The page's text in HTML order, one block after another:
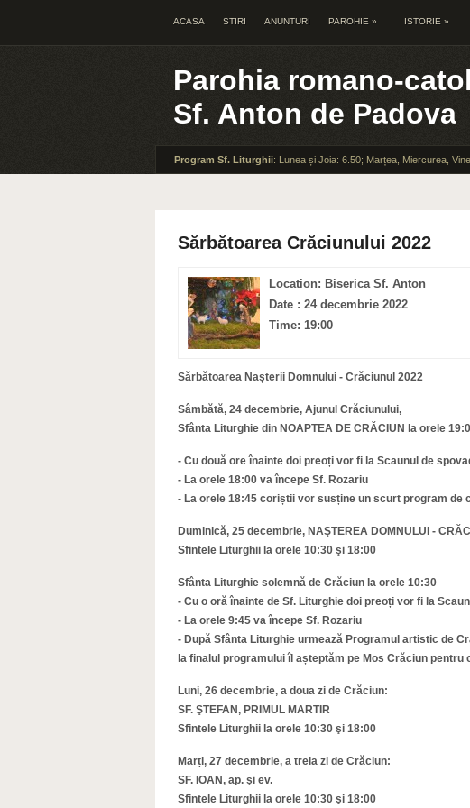
ACASA STIRI ANUNTURI PAROHIE » ISTORIE »
Parohia romano-
Sf. Anton de Padova
Program Sf. Liturghii: Lunea și Joia: 6.50; Marțea, Miercurea,
Sărbătoarea Crăciunului 2022
Location: Biserica Sf. Anton
Date : 24 decembrie 2022
Time: 19:00
Sărbătoarea Nașterii Domnului - Crăciunul 2022
Sâmbătă, 24 decembrie, Ajunul Crăciunului,
Sfânta Liturghie din NOAPTEA DE CRĂCIUN la orele
- Cu două ore înainte doi preoți vor fi la Scaunul de
- La orele 18:00 va începe Sf. Rozariu
- La orele 18:45 coriștii vor susține un scurt program de
Duminică, 25 decembrie, NAŞTEREA DOMNULUI -
Sfintele Liturghii la orele 10:30 şi 18:00
Sfânta Liturghie solemnă de Crăciun la orele 10:30
- Cu o oră înainte de Sf. Liturghie doi preoți vor fi la
- La orele 9:45 va începe Sf. Rozariu
- După Sfânta Liturghie urmează Programul artistic de
la finalul programului îl așteptăm pe Mos Crăciun pentru
Luni, 26 decembrie, a doua zi de Crăciun:
SF. ŞTEFAN, PRIMUL MARTIR
Sfintele Liturghii la orele 10:30 şi 18:00
Marți, 27 decembrie, a treia zi de Crăciun:
SF. IOAN, ap. şi ev.
Sfintele Liturghii la orele 10:30 şi 18:00